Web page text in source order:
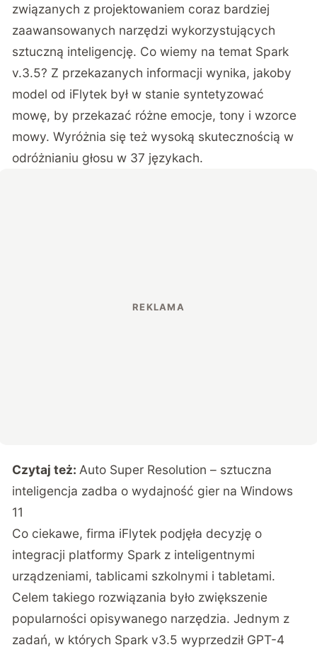
związanych z projektowaniem coraz bardziej
zaawansowanych narzędzi wykorzystujących
sztuczną inteligencję. Co wiemy na temat Spark
v.3.5? Z przekazanych informacji wynika, jakoby
model od iFlytek był w stanie syntetyzować
mowę, by przekazać różne emocje, tony i wzorce
mowy. Wyróżnia się też wysoką skutecznością w
odróżnianiu głosu w 37 językach.
Czytaj też: Auto Super Resolution – sztuczna
inteligencja zadba o wydajność gier na Windows
11
Co ciekawe, firma iFlytek podjęła decyzję o
integracji platformy Spark z inteligentnymi
urządzeniami, tablicami szkolnymi i tabletami.
Celem takiego rozwiązania było zwiększenie
popularności opisywanego narzędzia. Jednym z
zadań, w których Spark v3.5 wyprzedził GPT-4